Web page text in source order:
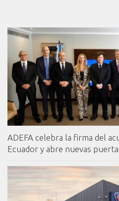
ADEFA celebra la firma del
Ecuador y abre nuevas